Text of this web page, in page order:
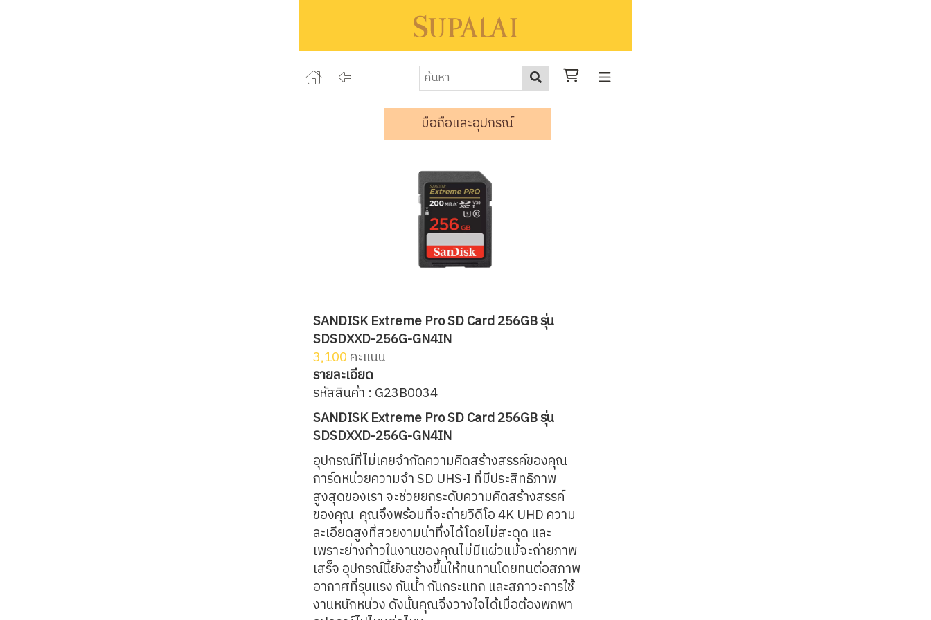
มือถือและอุปกรณ์
SANDISK Extreme Pro SD Card 256GB รุ่น
SDSDXXD-256G-GN4IN
3,100คะแนน
รายละเอียด
รหัสสินค้า : G23B0034
SANDISK Extreme Pro SD Card 256GB รุ่น
SDSDXXD-256G-GN4IN
อุปกรณ์ที่ไม่เคยจำกัดความคิดสร้างสรรค์ของคุณ
การ์ดหน่วยความจำ SD UHS-I ที่มีประสิทธิภาพ
สูงสุดของเรา จะช่วยยกระดับความคิดสร้างสรรค์
ของคุณ คุณจึงพร้อมที่จะถ่ายวิดีโอ 4K UHD ความ
ละเอียดสูงที่สวยงามน่าทึ่งได้โดยไม่สะดุด และ
เพราะย่างก้าวในงานของคุณไม่มีแผ่วแม้จะถ่ายภาพ
เสร็จ อุปกรณ์นี้ยังสร้างขึ้นให้ทนทานโดยทนต่อสภาพ
อากาศที่รุนแรง กันน้ำ กันกระแทก และสภาวะการใช้
งานหนักหน่วง ดังนั้นคุณจึงวางใจได้เมื่อต้องพกพา